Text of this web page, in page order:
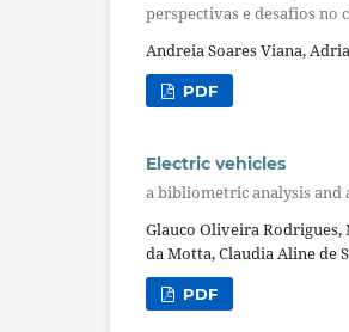
perspectivas e desafios no
Andreia Soares Viana,
PDF
Electric vehicles
a bibliometric analysis and
Glauco Oliveira
da Motta, Claudia Aline de
PDF